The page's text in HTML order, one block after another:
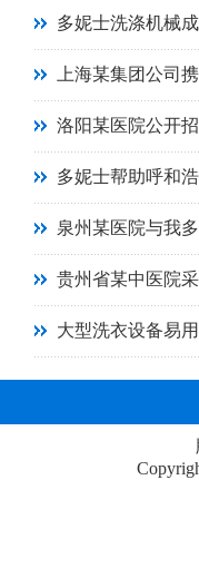
多妮士洗涤机械
上海某集团公司
洛阳某医院公开
多妮士帮助呼和
泉州某医院与我
贵州省某中医院
大型洗衣设备易